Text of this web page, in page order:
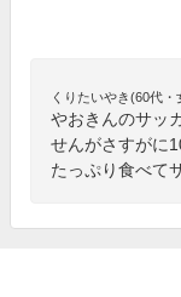
くりたいやき(60代・
やおきんのサッ
せんがさすがに
たっぷり食べて